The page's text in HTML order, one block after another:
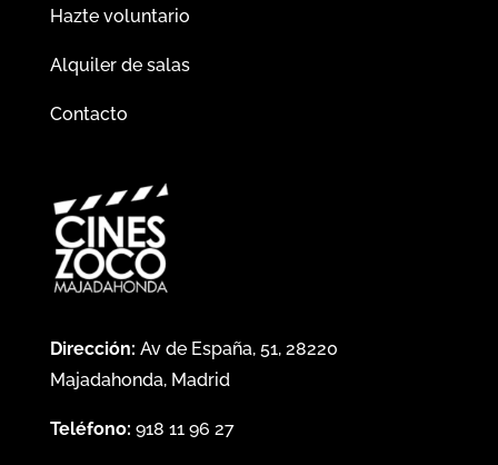
Hazte voluntario
Alquiler de salas
Contacto
Dirección: Av de España, 51, 28220
Majadahonda, Madrid
Teléfono: 918 11 96 27